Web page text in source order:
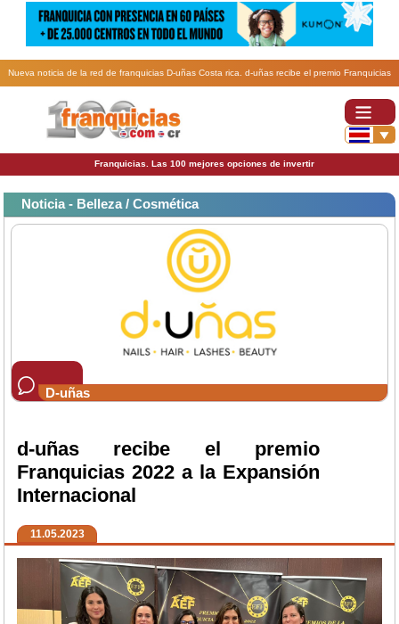
Nueva noticia de la red de franquicias D-uñas Costa rica. d-uñas recibe el premio Franquicias
2022 a la Expansión Internacional.
Franquicias. Las 100 mejores opciones de invertir
Noticia - Belleza / Cosmética
D-uñas
d-uñas recibe el premio
Franquicias 2022 a la Expansión
Internacional
11.05.2023